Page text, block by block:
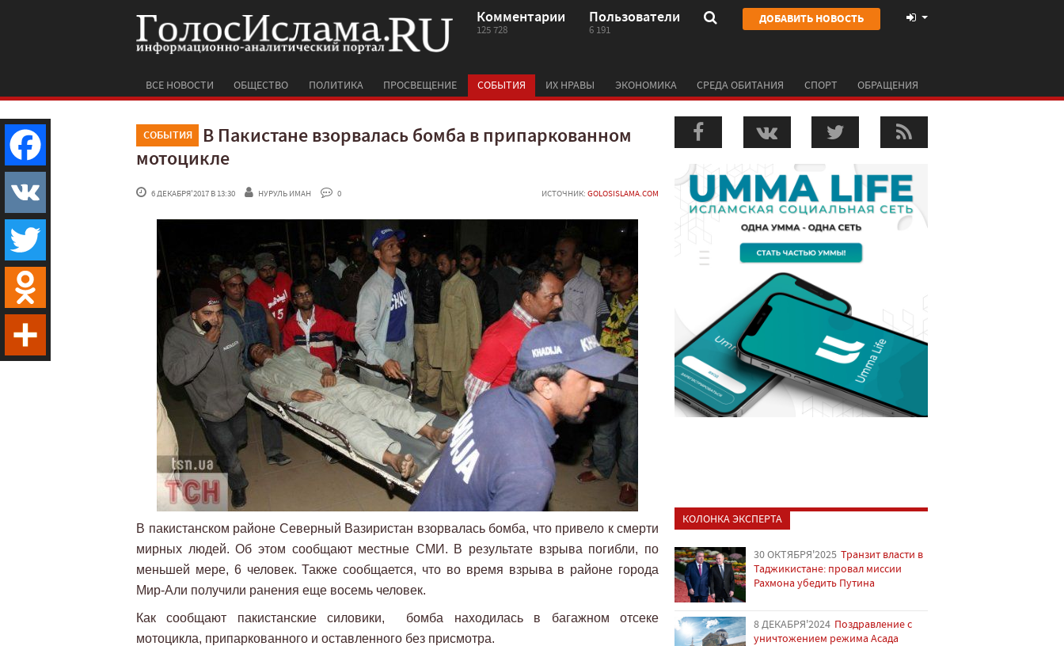
Комментарии
125 728
Пользователи
6 191
ДОБАВИТЬ НОВОСТЬ
ВСЕ НОВОСТИ ОБЩЕСТВО ПОЛИТИКА ПРОСВЕЩЕНИЕ СОБЫТИЯ ИХ НРАВЫ ЭКОНОМИКА СРЕДА ОБИТАНИЯ СПОРТ ОБРАЩЕНИЯ
СОБЫТИЯ
В Пакистане взорвалась бомба в припаркованном
мотоцикле
6 ДЕКАБРЯ'2017 В 13:30 НУРУЛЬ ИМАН 0 ИСТОЧНИК: GOLOSISLAMA.COM
В пакистанском районе Северный Вазиристан взорвалась бомба, что привело к смерти
мирных людей. Об этом сообщают местные СМИ. В результате взрыва погибли, по
меньшей мере, 6 человек. Также сообщается, что во время взрыва в районе города
Мир-Али получили ранения еще восемь человек.
Как сообщают пакистанские силовики, бомба находилась в багажном отсеке
мотоцикла, припаркованного и оставленного без присмотра.
КОЛОНКА ЭКСПЕРТА
30 ОКТЯБРЯ'2025 Транзит власти в
Таджикистане: провал миссии
Рахмона убедить Путина
8 ДЕКАБРЯ'2024 Поздравление с
уничтожением режима Асада
Facebook
VK
Twitter
Odnoklassniki